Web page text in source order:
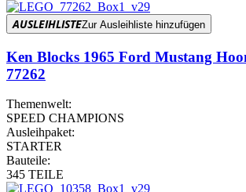
AUSLEIHLISTEZur Ausleihliste hinzufügen
Ken Blocks 1965 Ford Mustang
77262
Themenwelt:
SPEED CHAMPIONS
Ausleihpaket:
STARTER
Bauteile:
345 TEILE